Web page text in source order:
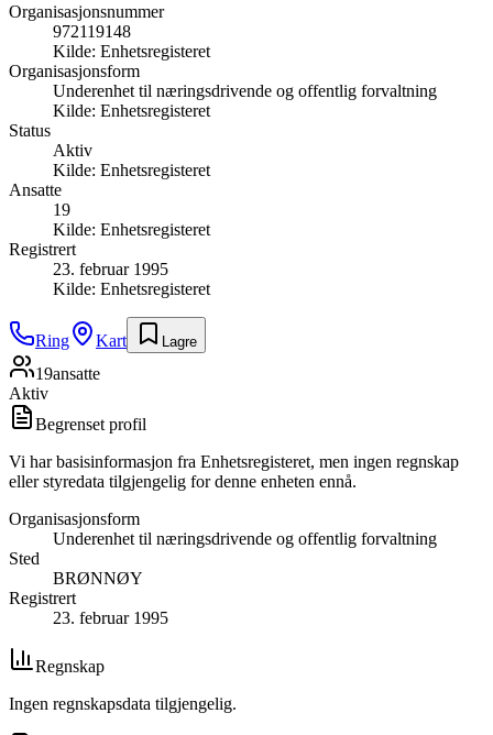
Organisasjonsnummer
972119148
Kilde: Enhetsregisteret
Organisasjonsform
Underenhet til næringsdrivende og offentlig forvaltning
Kilde: Enhetsregisteret
Status
Aktiv
Kilde: Enhetsregisteret
Ansatte
19
Kilde: Enhetsregisteret
Registrert
23. februar 1995
Kilde: Enhetsregisteret
Ring Kart Lagre
19ansatte
Aktiv
Begrenset profil
Vi har basisinformasjon fra Enhetsregisteret, men ingen regnskap
eller styredata tilgjengelig for denne enheten ennå.
Organisasjonsform
Underenhet til næringsdrivende og offentlig forvaltning
Sted
BRØNNØY
Registrert
23. februar 1995
Regnskap
Ingen regnskapsdata tilgjengelig.